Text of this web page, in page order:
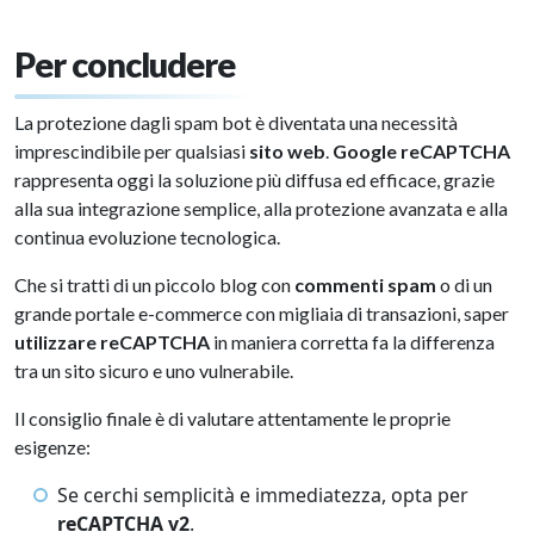
Per concludere
La protezione dagli spam bot è diventata una necessità
imprescindibile per qualsiasi sito web Google reCAPTCHA
rappresenta oggi la soluzione più diffusa ed efficace, grazie
alla sua integrazione semplice, alla protezione avanzata e alla
continua evoluzione tecnologica.
Che si tratti di un piccolo blog con commenti spam o di un
grande portale e-commerce con migliaia di transazioni, saper
utilizzare reCAPTCHA in maniera corretta fa la differenza
tra un sito sicuro e uno vulnerabile.
Il consiglio finale è di valutare attentamente le proprie
esigenze:
Se cerchi semplicità e immediatezza, opta per
reCAPTCHA v2.